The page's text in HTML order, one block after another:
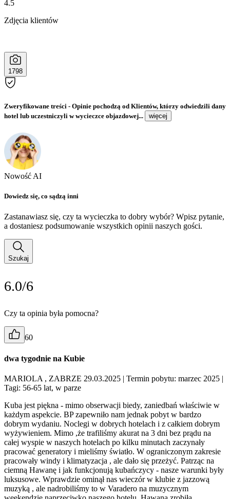
4.5
Zdjęcia klientów
1798
Zweryfikowane treści - Opinie pochodzą od Klientów, którzy odwiedzili dany
hotel lub uczestniczyli w wycieczce objazdowej...
więcej
Nowość AI
Dowiedz się, co sądzą inni
Zastanawiasz się, czy ta wycieczka to dobry wybór? Wpisz pytanie,
a dostaniesz podsumowanie wszystkich opinii naszych gości.
Szukaj
6.0/6
Czy ta opinia była pomocna?
60
dwa tygodnie na Kubie
MARIOLA , ZABRZE 29.03.2025 | Termin pobytu: marzec 2025 |
Tagi: 56-65 lat, w parze
Kuba jest piękna - mimo obserwacji biedy, zaniedbań właściwie w
każdym aspekcie. BP zapewniło nam jednak pobyt w bardzo
dobrym wydaniu. Noclegi w dobrych hotelach i z całkiem dobrym
wyżywieniem. Mimo ,że trafiliśmy akurat na 3 dni bez prądu na
całej wyspie w naszych hotelach po kilku minutach zaczynały
pracować generatory i mieliśmy światło. W ograniczonym zakresie
pracowały windy i klimatyzacja , ale dało się przeżyć. Patrząc na
ciemną Hawanę i jak funkcjonują kubańczycy - nasze warunki były
luksusowe. Wprawdzie ominął nas wieczór w klubie z jazzową
muzyką , ale nadrobiliśmy to w Varadero na muzycznym